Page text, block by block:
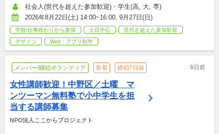
社会人(世代を超えた参加歓迎)・学生(高, 大, 専)
2026年8月22日(土) 14:00~16:00, 9月27日(日)
学校/仕事終わりから参加 土日中心
世代を超えた参加歓迎
デザイン
Web・アプリ制作
メンバー/継続ボランティア 新着 締切7日前 6日前
女性講師歓迎！中野区／土曜　マ
ンツーマン無料塾で小中学生を担
当する講師募集
NPO法人ここからプロジェクト